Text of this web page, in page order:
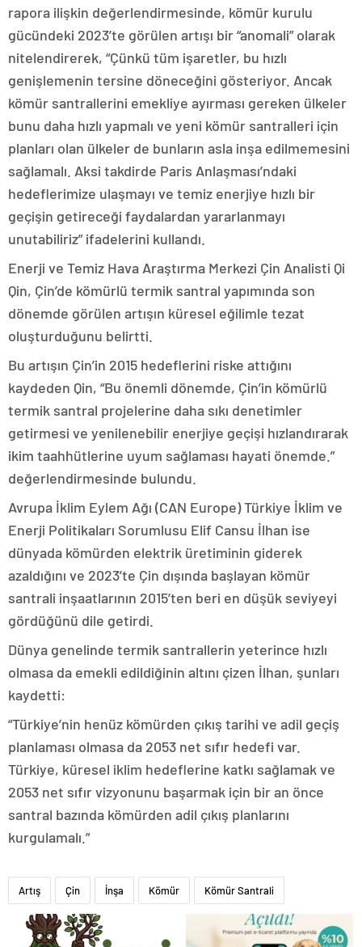
rapora ilişkin değerlendirmesinde, kömür kurulu
gücündeki 2023’te görülen artışı bir “anomali” olarak
nitelendirerek, “Çünkü tüm işaretler, bu hızlı
genişlemenin tersine döneceğini gösteriyor. Ancak
kömür santrallerini emekliye ayırması gereken ülkeler
bunu daha hızlı yapmalı ve yeni kömür santralleri için
planları olan ülkeler de bunların asla inşa edilmemesini
sağlamalı. Aksi takdirde Paris Anlaşması’ndaki
hedeflerimize ulaşmayı ve temiz enerjiye hızlı bir
geçişin getireceği faydalardan yararlanmayı
unutabiliriz” ifadelerini kullandı.
Enerji ve Temiz Hava Araştırma Merkezi Çin Analisti Qi
Qin, Çin’de kömürlü termik santral yapımında son
dönemde görülen artışın küresel eğilimle tezat
oluşturduğunu belirtti.
Bu artışın Çin’in 2015 hedeflerini riske attığını
kaydeden Qin, “Bu önemli dönemde, Çin’in kömürlü
termik santral projelerine daha sıkı denetimler
getirmesi ve yenilenebilir enerjiye geçişi hızlandırarak
ikim taahhütlerine uyum sağlaması hayati önemde.”
değerlendirmesinde bulundu.
Avrupa İklim Eylem Ağı (CAN Europe) Türkiye İklim ve
Enerji Politikaları Sorumlusu Elif Cansu İlhan ise
dünyada kömürden elektrik üretiminin giderek
azaldığını ve 2023’te Çin dışında başlayan kömür
santrali inşaatlarının 2015’ten beri en düşük seviyeyi
gördüğünü dile getirdi.
Dünya genelinde termik santrallerin yeterince hızlı
olmasa da emekli edildiğinin altını çizen İlhan, şunları
kaydetti:
“Türkiye’nin henüz kömürden çıkış tarihi ve adil geçiş
planlaması olmasa da 2053 net sıfır hedefi var.
Türkiye, küresel iklim hedeflerine katkı sağlamak ve
2053 net sıfır vizyonunu başarmak için bir an önce
santral bazında kömürden adil çıkış planlarını
kurgulamalı.”
Artış Çin İnşa Kömür Kömür Santrali